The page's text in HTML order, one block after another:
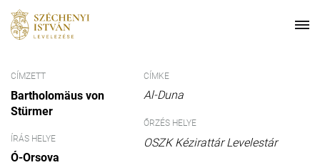
CÍMZETT
Bartholomäus von
Stürmer
ÍRÁS HELYE
Ó-Orsova
CÍMKE
Al-Duna
ŐRZÉS HELYE
OSZK Kézirattár Levelestár